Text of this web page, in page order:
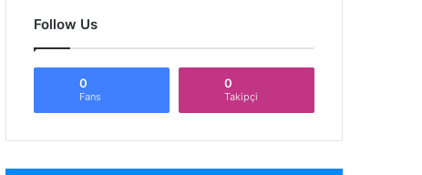
Follow Us
0
Fans
0
Takipçi